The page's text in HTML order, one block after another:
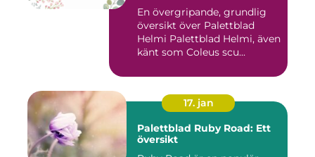
En övergripande, grundlig
översikt över Palettblad
Helmi Palettblad Helmi, även
känt som Coleus scu...
17. jan
Palettblad Ruby Road: Ett
översikt